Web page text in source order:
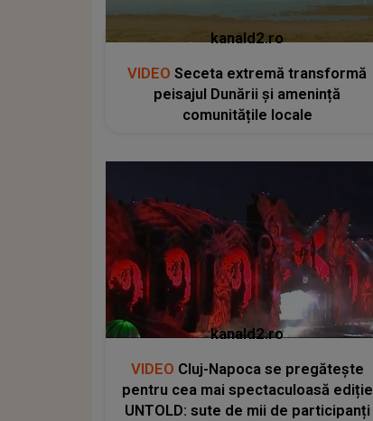
kanald2.ro
VIDEO Seceta extremă transformă
peisajul Dunării și amenință
comunitățile locale
kanald2.ro
VIDEO Cluj-Napoca se pregătește
pentru cea mai spectaculoasă ediție
UNTOLD: sute de mii de participanți